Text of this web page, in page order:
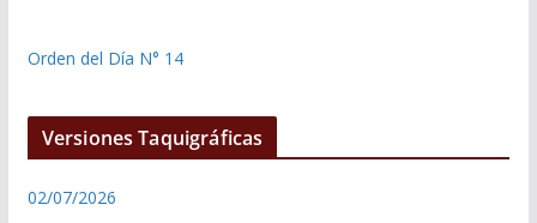
Orden del Día N° 14
Versiones Taquigráficas
02/07/2026